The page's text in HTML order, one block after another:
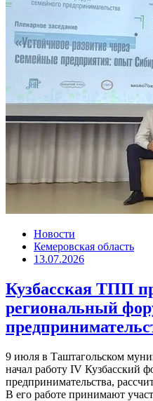
Новости
Кемеровская область
13.07.2026
Кузбасская ТПП
региональный
9 июля в Таштагольском
начал работу IV Кузбасский
предпринимательства,
В его работе принимают